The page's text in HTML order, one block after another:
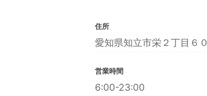
住所
愛知県知立市栄２丁目６０
営業時間
6:00-23:00